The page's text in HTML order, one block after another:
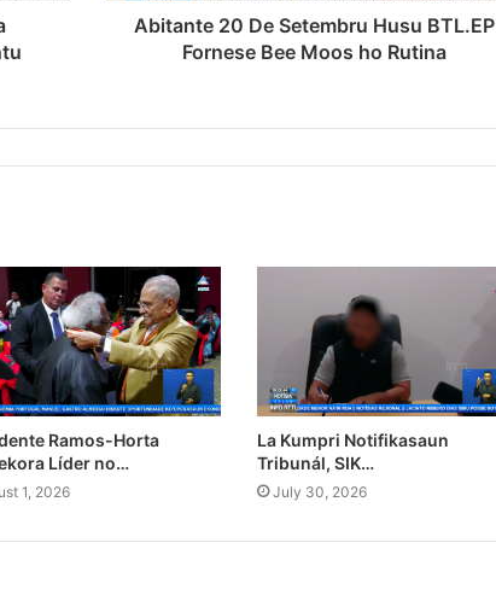
Abitante 20 De Setembru Husu BTL.EP
Fornese Bee Moos ho Rutina
Ramos-Horta
Líder no…
1, 2026
La Kumpri Notifikasaun
Tribunál, SIK…
July 30, 2026